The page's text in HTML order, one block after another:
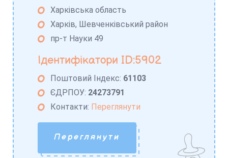
Харківська область
Харків, Шевченківський район
пр-т Науки 49
Ідентифікатори ID:5902
Поштовий Індекс: 61103
ЄДРПОУ: 24273791
Контакти: Переглянути
Переглянути